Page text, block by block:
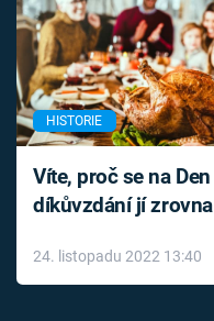
HISTORIE
Víte, proč se na Den
díkůvzdání jí
24. listopadu 2022 13:40